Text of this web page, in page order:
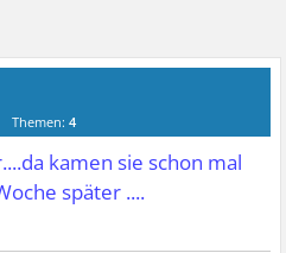
Themen:4
kamen sie schon mal
später ....